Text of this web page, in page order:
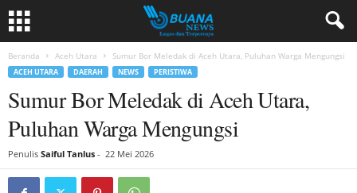
Beranda Aceh Utara Sumur Bor Meledak di Aceh Utara, Puluhan Warga Mengungsi
ACEH UTARA DAERAH NEWS PERISTIWA
Sumur Bor Meledak di Aceh Utara,
Puluhan Warga Mengungsi
Penulis Saiful Tanlus - 22 Mei 2026